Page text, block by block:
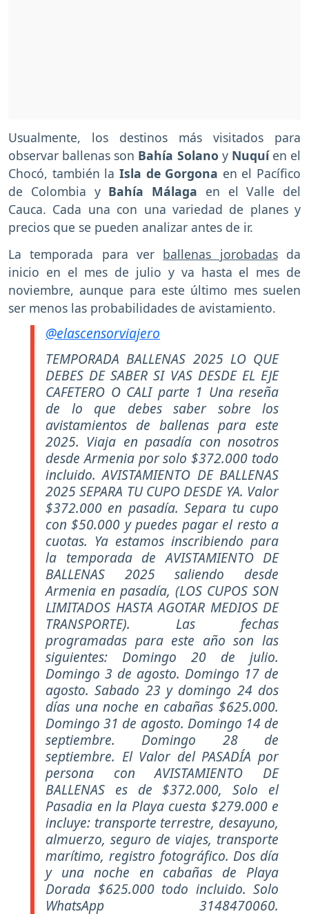
Usualmente, los destinos más visitados para
observar ballenas son Bahía Solano y Nuquíen el
Chocó, también la Isla de Gorgona en el Pacífico
de Colombia y Bahía Málaga en el Valle del
Cauca. Cada una con una variedad de planes y
precios que se pueden analizar antes de ir.
La temporada para ver ballenas jorobadasda
inicio en el mes de julio y va hasta el mes de
noviembre, aunque para este último mes suelen
ser menos las probabilidades de avistamiento.
@elascensorviajero
TEMPORADA BALLENAS 2025 LO QUE
DEBES DE SABER SI VAS DESDE EL EJE
CAFETERO O CALI parte 1 Una reseña
de lo que debes saber sobre los
avistamientos de ballenas para este
2025. Viaja en pasadía con nosotros
desde Armenia por solo $372.000 todo
incluido. AVISTAMIENTO DE BALLENAS
2025 SEPARA TU CUPO DESDE YA. Valor
$372.000 en pasadía. Separa tu cupo
con $50.000 y puedes pagar el resto a
cuotas. Ya estamos inscribiendo para
la temporada de AVISTAMIENTO DE
BALLENAS 2025 saliendo desde
Armenia en pasadía, (LOS CUPOS SON
LIMITADOS HASTA AGOTAR MEDIOS DE
TRANSPORTE). Las fechas
programadas para este año son las
siguientes: Domingo 20 de julio.
Domingo 3 de agosto. Domingo 17 de
agosto. Sabado 23 y domingo 24 dos
días una noche en cabañas $625.000.
Domingo 31 de agosto. Domingo 14 de
septiembre. Domingo 28 de
septiembre. El Valor del PASADÍA por
persona con AVISTAMIENTO DE
BALLENAS es de $372.000, Solo el
Pasadia en la Playa cuesta $279.000 e
incluye: transporte terrestre, desayuno,
almuerzo, seguro de viajes, transporte
marítimo, registro fotográfico. Dos día
y una noche en cabañas de Playa
Dorada $625.000 todo incluido. Solo
WhatsApp 3148470060.